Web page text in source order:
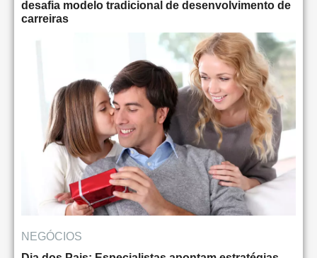
desafia modelo tradicional de desenvolvimento de
carreiras
NEGÓCIOS